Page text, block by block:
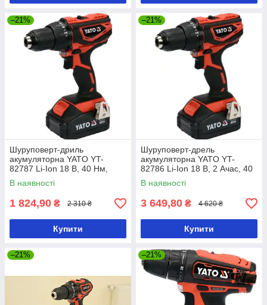
–21%
Шуруповерт-дриль
акумуляторна YATO YT-
82787 Li-Ion 18 В, 40 Нм,
he13 мм без акумулятора
В наявності
1 824,90 ₴ 2 310 ₴
Купити
–21%
Шуруповерт-дрель
акумуляторна YATO YT-
82786 Li-Ion 18 В, 2 Ачас, 40
Нм, ↓13 мм
В наявності
3 649,80 ₴ 4 620 ₴
Купити
–21% –21%